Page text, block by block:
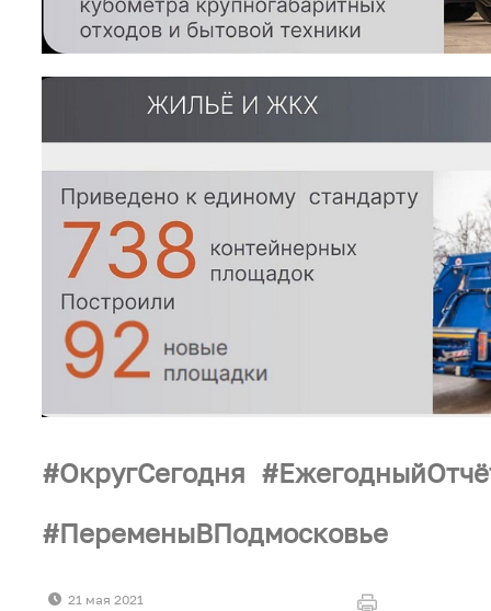
ОкругСегодня
ПеременыВПодмосковье
21 мая 2021